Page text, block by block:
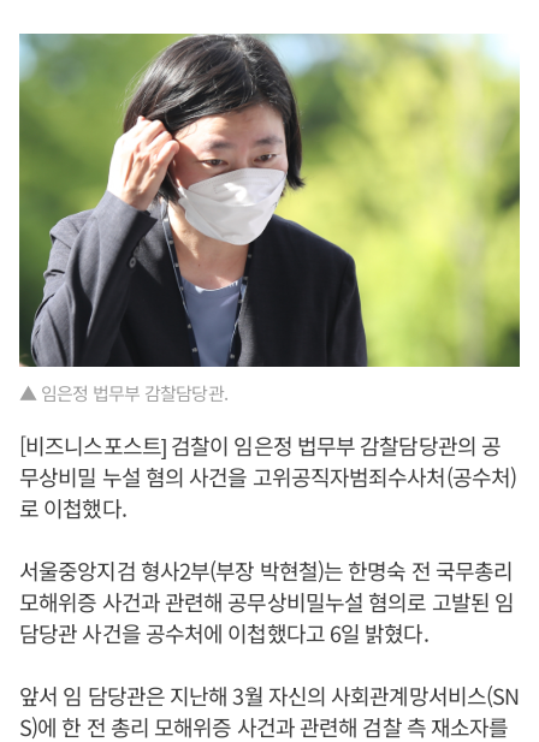
▲ 임은정 법무부 감찰담당관.
[비즈니스포스트] 검찰이 임은정 법무부 감찰담당관의 공
무상비밀 누설 혐의 사건을 고위공직자범죄수사처(공수처)
로 이첩했다.
서울중앙지검 형사2부(부장 박현철)는 한명숙 전 국무총리
모해위증 사건과 관련해 공무상비밀누설 혐의로 고발된 임
담당관 사건을 공수처에 이첩했다고 6일 밝혔다.
앞서 임 담당관은 지난해 3월 자신의 사회관계망서비스(SN
S)에 한 전 총리 모해위증 사건과 관련해 검찰 측 재소자를